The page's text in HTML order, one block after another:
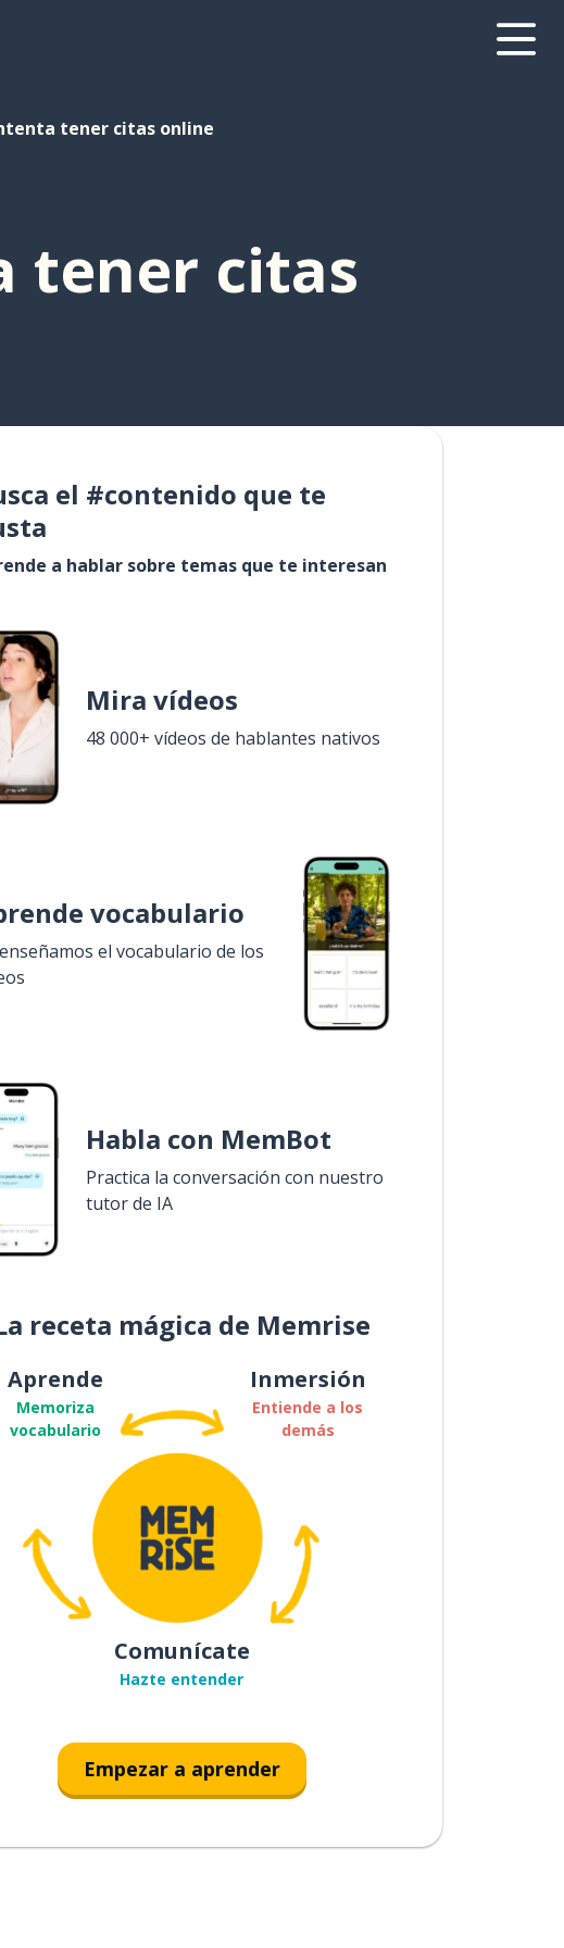
tener citas online
tener citas
el #contenido que te
a hablar sobre temas que te interesan
Mira vídeos
48 000+ vídeos de hablantes nativos
vocabulario
el vocabulario de los
Habla con MemBot
Practica la conversación con nuestro
tutor de IA
receta mágica de Memrise
Aprende
Memoriza
vocabulario
Inmersión
Entiende a los
demás
Comunícate
Hazte entender
Empezar a aprender